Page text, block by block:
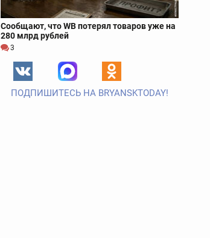
Сообщают, что WB потерял товаров уже на
280 млрд рублей
3
ПОДПИШИТЕСЬ НА BRYANSKTODAY!